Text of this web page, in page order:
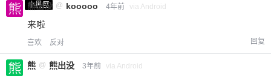
小黑屋
熊出没 @ kooooo 4年前 via Android
来啦
喜欢 反对 回复
熊 @ 熊出没 3年前 via Android